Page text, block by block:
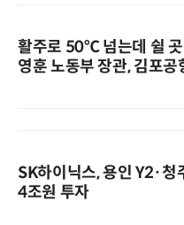
활주로 50℃ 넘는데 쉴
영훈 노동부 장관, 김포공
SK하이닉스, 용인 Y2·청
4조원 투자